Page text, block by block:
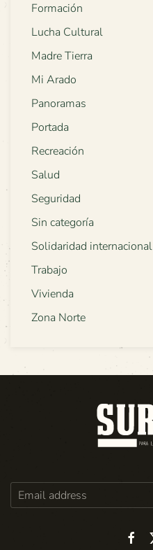
Formación
Lucha Cultural
Madre Tierra
Mi Arado
Panoramas
Portada
Recreación
Salud
Seguridad
Sin categoría
Solidaridad internacional
Trabajo
Vivienda
Zona Norte